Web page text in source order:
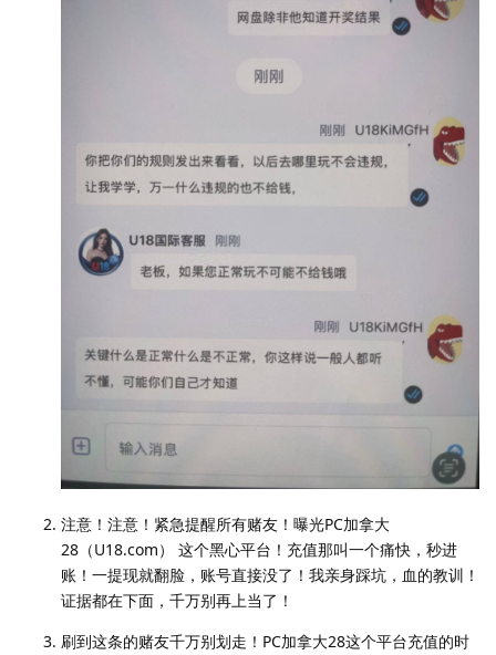
注意！注意！紧急提醒所有赌友！曝光PC加拿大
28（U18.com） 这个黑心平台！充值那叫一个痛快，秒进
账！一提现就翻脸，账号直接没了！我亲身踩坑，血的教训！
证据都在下面，千万别再上当了！
刷到这条的赌友千万别划走！PC加拿大28这个平台充值的时